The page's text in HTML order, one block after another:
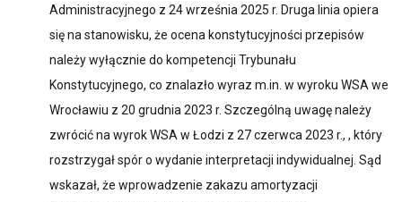
Administracyjnego z 24 września 2025 r. Druga linia opiera
się na stanowisku, że ocena konstytucyjności przepisów
należy wyłącznie do kompetencji Trybunału
Konstytucyjnego, co znalazło wyraz m.in. w wyroku WSA we
Wrocławiu z 20 grudnia 2023 r. Szczególną uwagę należy
zwrócić na wyrok WSA w Łodzi z 27 czerwca 2023 r., , który
rozstrzygał spór o wydanie interpretacji indywidualnej. Sąd
wskazał, że wprowadzenie zakazu amortyzacji